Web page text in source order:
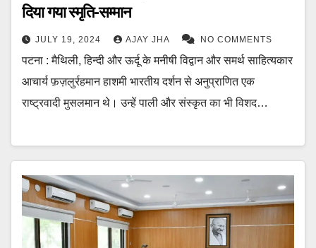
दिया गया स्मृति-सम्मान
JULY 19, 2024 AJAY JHA NO COMMENTS
पटना : मैथिली, हिन्दी और ऊर्दू के मनीषी विद्वान और समर्थ साहित्यकार
आचार्य फ़ज़लुर्रहमान हाशमी भारतीय दर्शन से अनुप्राणित एक
राष्ट्रवादी मुसलमान थे। उन्हें पाली और संस्कृत का भी विशद…